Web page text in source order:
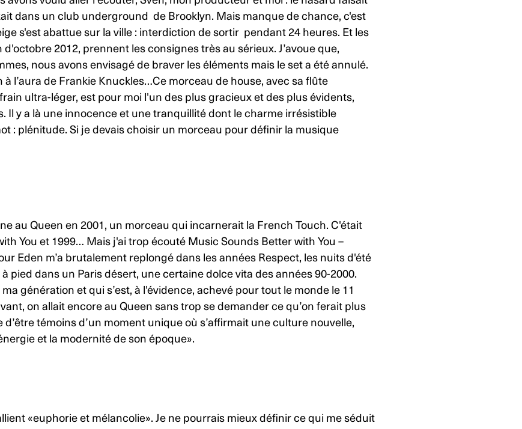
dans un club underground de Brooklyn. Mais manque de chance, c'est
s'est abattue sur la ville : interdiction de sortir pendant 24 heures. Et les
d'octobre 2012, prennent les consignes très au sérieux. J’avoue que,
nous avons envisagé de braver les éléments mais le set a été annulé.
l’aura de Frankie Knuckles…Ce morceau de house, avec sa flûte
ultra-léger, est pour moi l'un des plus gracieux et des plus évidents,
Il y a là une innocence et une tranquillité dont le charme irrésistible
: plénitude. Si je devais choisir un morceau pour définir la musique
au Queen en 2001, un morceau qui incarnerait la French Touch. C'était
You et 1999… Mais j'ai trop écouté Music Sounds Better with You –
Eden m’a brutalement replongé dans les années Respect, les nuits d'été
pied dans un Paris désert, une certainedolce vita des années 90-2000.
génération et qui s’est, à l'évidence, achevé pour tout le monde le 11
on allait encore au Queen sans trop se demander ce qu’on ferait plus
témoins d’un moment unique où s’affirmait une culture nouvelle,
et la modernité de son époque».
«euphorie et mélancolie». Je ne pourrais mieux définir ce qui me séduit